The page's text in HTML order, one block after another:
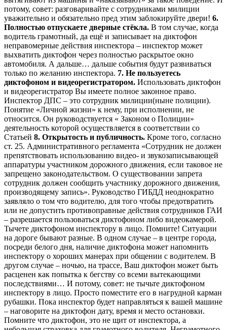
потому, совет: разговаривайте с сотрудниками милиции
уважительно и обязательно пред этим заблокируйте двери! 6.
Полностью отпускаете дверные стёкла. В том случае, когда
водитель грамотный, да ещё и записывает на диктофон
неправомерные действия инспектора – инспектор может
выхватить диктофон через полностью раскрытое окно
автомобиля. А дальше… дальше события будут развиваться
только по желанию инспектора. 7. Не пользуетесь
диктофоном и видеорегистратором. Использовать диктофон
и видеорегистратор Вы имеете полное законное право.
Инспектор ДПС – это сотрудник милиции(ныне полиции).
Понятие «Личной жизни» к нему, при исполнении, не
относится. Он руководствуется « Законом о Полиции»
деятельность которой осуществляется в соответствии со
Статьей 8. Открытость и публичность. Кроме того, согласно
ст. 25. Административного регламента «Сотрудник не должен
препятствовать использованию видео- и звукозаписывающей
аппаратуры участником дорожного движения, если таковое не
запрещено законодательством. О существовании запрета
сотрудник должен сообщить участнику дорожного движения,
производящему запись». Руководство ГИБДД неоднократно
заявляло о том что водителю, для того чтобы предотвратить
или не допустить противоправные действия сотрудников ГАИ
– разрешается пользоваться диктофоном либо видеокамерой.
Тычете диктофоном инспектору в лицо. Помните! Ситуации
на дороге бывают разные. В одном случае – в центре города,
посреди белого дня, наличие диктофона может напомнить
инспектору о хороших манерах при общении с водителем. В
другом случае – ночью, на трассе, Ваш диктофон может быть
расценен как попытка к бегству со всеми вытекающими
последствиями… И потому, совет: не тычьте диктофоном
инспектору в лицо. Просто поместите его в нагрудной карман
рубашки. Пока инспектор будет направляться к вашей машине
– наговорите на диктофон дату, время и место остановки.
Помните что диктофон, это не щит от инспектора, а